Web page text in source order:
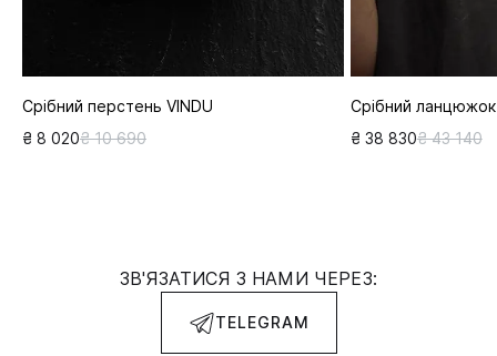
Срібний перстень VINDU
₴ 8 020₴ 10 690
Срібний ланцюжок
₴ 38 830₴ 43 140
ЗВ'ЯЗАТИСЯ З НАМИ ЧЕРЕЗ:
TELEGRAM